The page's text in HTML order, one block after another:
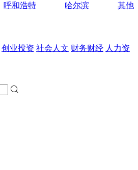
呼和浩特 哈尔滨
其他
创业投资 社会人文 财务财经 人力资